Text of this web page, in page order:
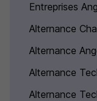
Entreprises
Alternance
Alternance
Alternance
Alternance